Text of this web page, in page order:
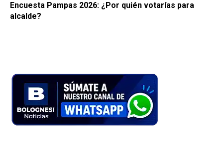
Encuesta Pampas 2026: ¿Por quién votarías para
alcalde?